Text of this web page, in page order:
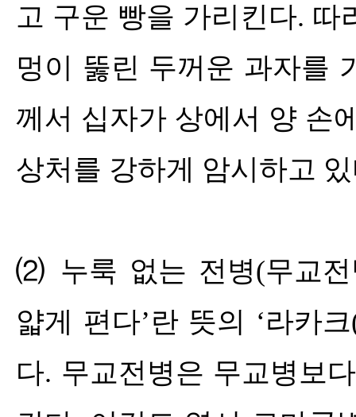
고 구운 빵을 가리킨다. 따
멍이 뚫린 두꺼운 과자를
께서 십자가 상에서 양 손
상처를 강하게 암시하고
⑵ 누룩 없는 전병(무교
얇게 편다’란 뜻의 ‘라카크
다. 무교전병은 무교병보